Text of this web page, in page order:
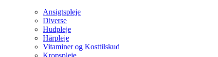
Ansigtspleje
Diverse
Hudpleje
Hårpleje
Vitaminer og Kosttilskud
Kropspleje